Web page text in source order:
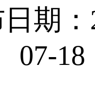
期：
07-18